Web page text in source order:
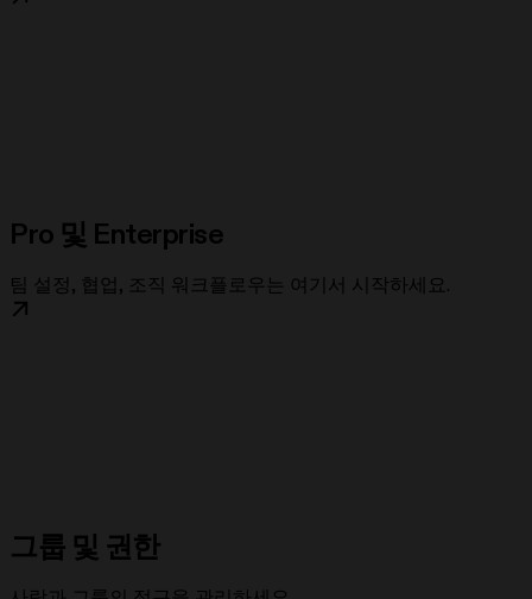
Pro 및 Enterprise
팀 설정, 협업, 조직 워크플로우는 여기서 시작하세요.
그룹 및 권한